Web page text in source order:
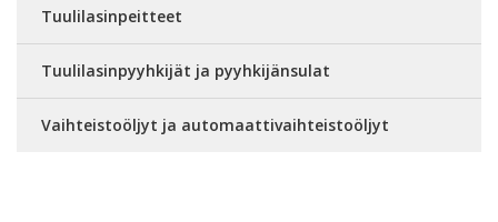
Tuulilasinpeitteet
Tuulilasinpyyhkijät ja pyyhkijänsulat
Vaihteistoöljyt ja automaattivaihteistoöljyt